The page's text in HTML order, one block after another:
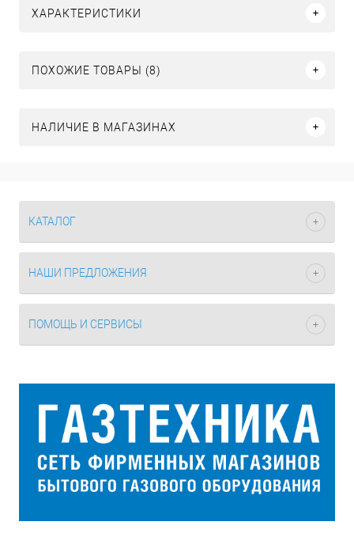
ХАРАКТЕРИСТИКИ
ПОХОЖИЕ ТОВАРЫ (8)
НАЛИЧИЕ В МАГАЗИНАХ
КАТАЛОГ
НАШИ ПРЕДЛОЖЕНИЯ
ПОМОЩЬ И СЕРВИСЫ